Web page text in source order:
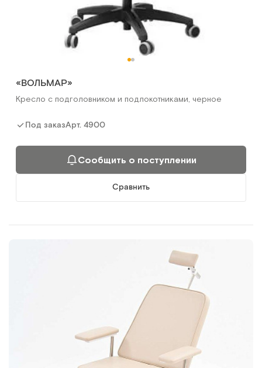
«ВОЛЬМАР»
Кресло с подголовником и подлокотниками, черное
Под заказАрт. 4900
Сообщить о поступлении
Сравнить